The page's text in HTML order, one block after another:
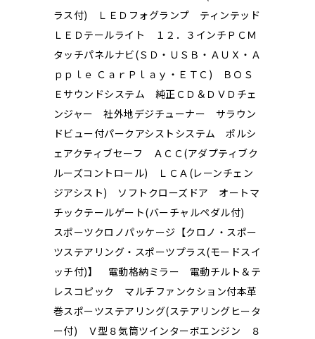
ラス付) ＬＥＤフォグランプ ティンテッド
ＬＥＤテールライト １２．３インチＰＣＭ
タッチパネルナビ(ＳＤ・ＵＳＢ・ＡＵＸ・Ａ
ｐｐｌｅ ＣａｒＰｌａｙ・ＥＴＣ) ＢＯＳ
Ｅサウンドシステム 純正ＣＤ＆ＤＶＤチェ
ンジャー 社外地デジチューナー サラウン
ドビュー付パークアシストシステム ポルシ
ェアクティブセーフ ＡＣＣ(アダプティブク
ルーズコントロール) ＬＣＡ(レーンチェン
ジアシスト) ソフトクローズドア オートマ
チックテールゲート(バーチャルペダル付)
スポーツクロノパッケージ【クロノ・スポー
ツステアリング・スポーツプラス(モードスイ
ッチ付)】 電動格納ミラー 電動チルト＆テ
レスコピック マルチファンクション付本革
巻スポーツステアリング(ステアリングヒータ
ー付) Ｖ型８気筒ツインターボエンジン ８